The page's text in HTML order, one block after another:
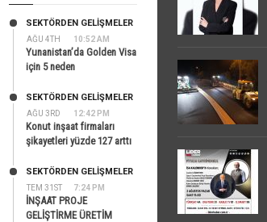
AĞU 4TH 10:52 AM
SEKTÖRDEN GELIŞMELER
Yunanistan’da Golden Visa
için 5 neden
AĞU 3RD 12:42 PM
SEKTÖRDEN GELIŞMELER
Konut inşaat firmaları
şikayetleri yüzde 127 arttı
TEM 31ST 7:24 PM
SEKTÖRDEN GELIŞMELER
İNŞAAT PROJE
GELİŞTİRME ÜRETİM